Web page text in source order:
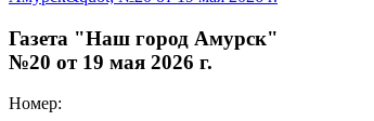
Газета "Наш город Амурск"
№20 от 19 мая 2026 г.
Номер: